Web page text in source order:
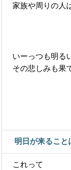
家族や周りの人
いーっつも明る
その悲しみも果
明日が来ること
これって